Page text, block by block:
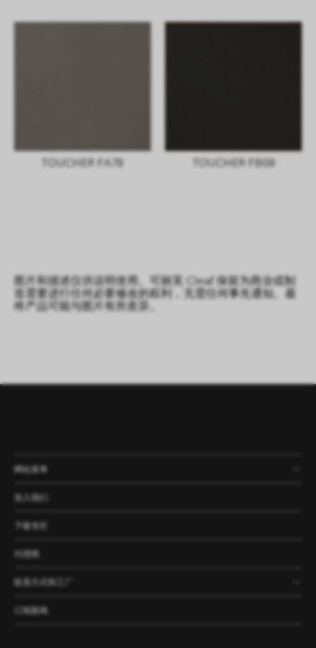
TOUCHER FA78 TOUCHER FB08
图片和描述仅供说明使用。可丽芙 Cleaf 保留为商业或制
造需要进行任何必要修改的权利，无需任何事先通知。最
终产品可能与图片有所差异。
网站菜单
产品
公司
资讯
案例
加入我们
下载专区
代理商
联系方式和工厂
订阅新闻